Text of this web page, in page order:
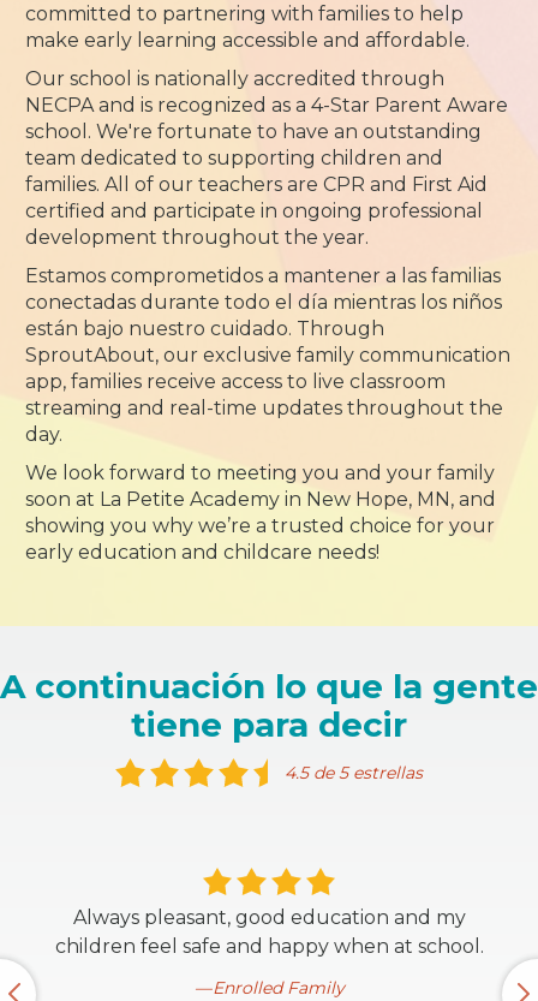
committed to partnering with families to help
make early learning accessible and affordable.
Our school is nationally accredited through
NECPA and is recognized as a 4-Star Parent Aware
school. We're fortunate to have an outstanding
team dedicated to supporting children and
families. All of our teachers are CPR and First Aid
certified and participate in ongoing professional
development throughout the year.
Estamos comprometidos a mantener a las familias
conectadas durante todo el día mientras los niños
están bajo nuestro cuidado. Through
SproutAbout, our exclusive family communication
app, families receive access to live classroom
streaming and real-time updates throughout the
day.
We look forward to meeting you and your family
soon at La Petite Academy in New Hope, MN, and
showing you why we’re a trusted choice for your
early education and childcare needs!
A continuación lo que la gente
tiene para decir
4.5 de 5 estrellas
Always pleasant, good education and my
children feel safe and happy when at school.
Enrolled Family